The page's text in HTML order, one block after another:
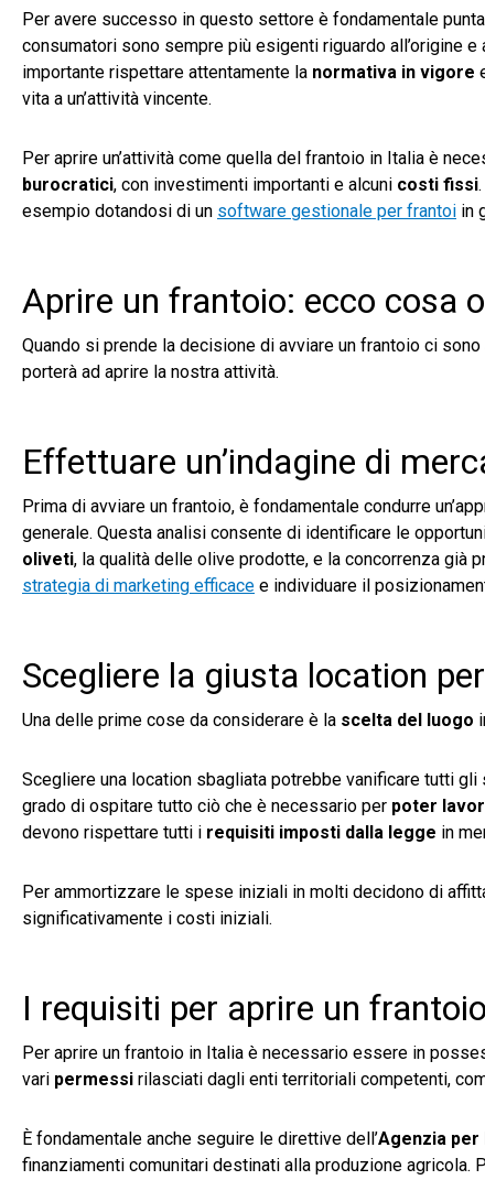
Per avere successo in questo settore è fondamentale
consumatori sono sempre più esigenti riguardo all’origine
importante rispettare attentamente la normativa in vigore
vita a un’attività vincente.
Per aprire un’attività come quella del frantoio in Italia è
burocratici, con investimenti importanti e alcuni costi fissi
esempio dotandosi di un software gestionale per frantoi in
Aprire un frantoio: ecco cosa
Quando si prende la decisione di avviare un frantoio ci
porterà ad aprire la nostra attività.
Effettuare un’indagine di
Prima di avviare un frantoio, è fondamentale condurre
generale. Questa analisi consente di identificare le
oliveti, la qualità delle olive prodotte, e la concorrenza già
strategia di marketing efficace e individuare il
Scegliere la giusta location
Una delle prime cose da considerare è la scelta del luogo
Scegliere una location sbagliata potrebbe vanificare tutti
grado di ospitare tutto ciò che è necessario per poter
devono rispettare tutti i requisiti imposti dalla legge in
Per ammortizzare le spese iniziali in molti decidono di
significativamente i costi iniziali.
I requisiti per aprire un
Per aprire un frantoio in Italia è necessario essere in
vari permessi rilasciati dagli enti territoriali competenti,
È fondamentale anche seguire le direttive dell’Agenzia
finanziamenti comunitari destinati alla produzione agricola.